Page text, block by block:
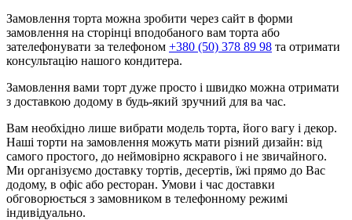
Замовлення торта можна зробити через сайт в форми
замовлення на сторінці вподобаного вам торта або
зателефонувати за телефоном +380 (50) 378 89 98 та отримати
консультацію нашого кондитера.
Замовлення вами торт дуже просто і швидко можна отримати
з доставкою додому в будь-який зручний для ва час.
Вам необхідно лише вибрати модель торта, його вагу і декор.
Наші торти на замовлення можуть мати різний дизайн: від
самого простого, до неймовірно яскравого і не звичайного.
Ми організуємо доставку тортів, десертів, їжі прямо до Вас
додому, в офіс або ресторан. Умови і час доставки
обговорюється з замовником в телефонному режимі
індивідуально.